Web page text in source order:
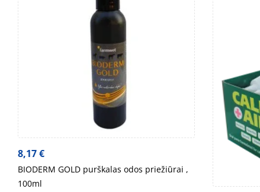
8,17€
BIODERM GOLD purškalas odos priežiūrai ,
100ml